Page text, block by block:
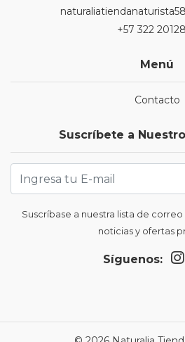
+57 322
Menú
Contacto
Suscríbete a
Suscríbase a nuestra lista de
noticias y ofertas
Síguenos: